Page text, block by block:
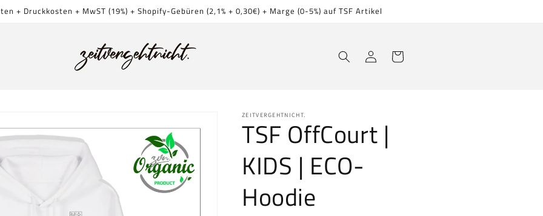
+ Druckkosten + MwST (19%) + Shopify-Gebüren (2,1% + 0,30€) + Marge (0-5%) auf TSF Artikel
EinloggenWarenkorb
ZEITVERGEHTNICHT.
TSF OffCourt |
KIDS | ECO-
Hoodie